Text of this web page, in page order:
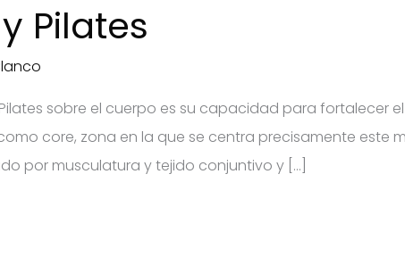
Pilates
sobre el cuerpo es su capacidad para fortalecer
core, zona en la que se centra precisamente este
por musculatura y tejido conjuntivo y […]